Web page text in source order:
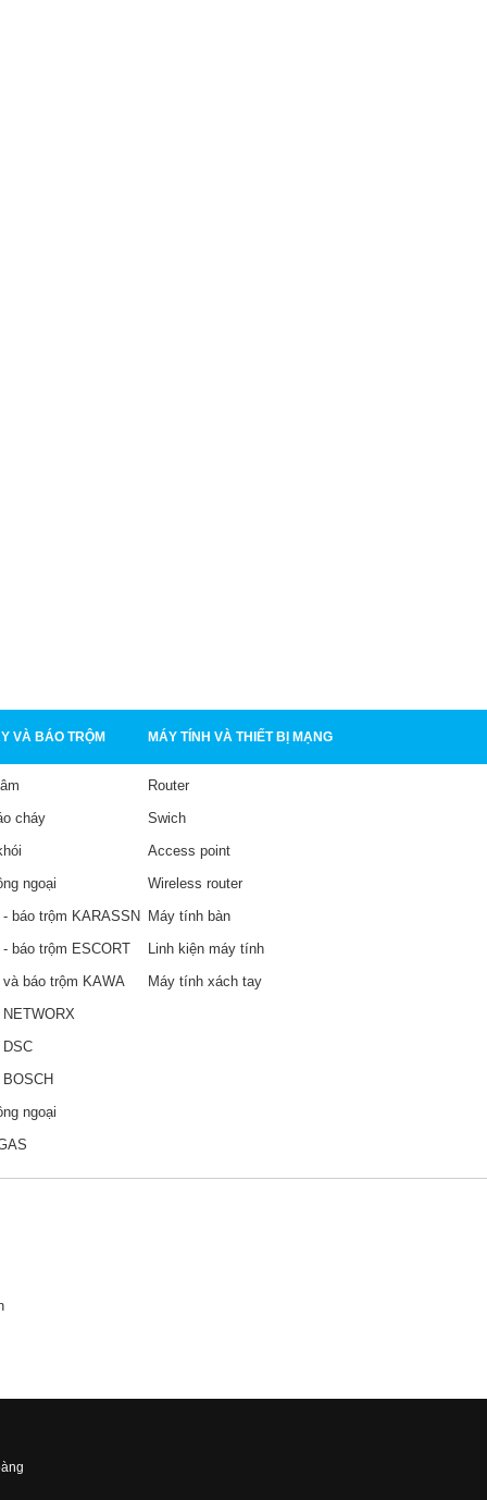
VÀ BÁO TRỘM MÁY TÍNH VÀ THIẾT BỊ MẠNG
cháy
ngoại
báo trộm KARASSN
báo trộm ESCORT
báo trộm KAWA
ngoại
Router
Swich
Access point
Wireless router
Máy tính bàn
Linh kiện máy tính
Máy tính xách tay